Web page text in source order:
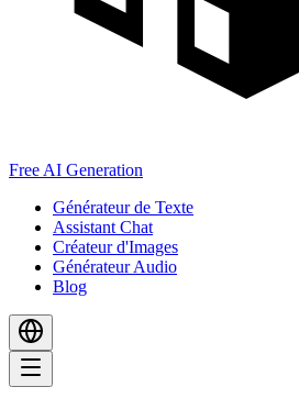
Free AI Generation
Générateur de Texte
Assistant Chat
Créateur d'Images
Générateur Audio
Blog